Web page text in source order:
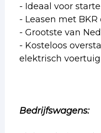
- Ideaal voor
- Leasen met
- Grootste van
- Kosteloos
elektrisch voertuig
Bedrijfswagens: